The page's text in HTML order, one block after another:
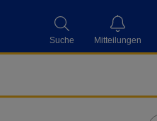
Suche Mitteilungen